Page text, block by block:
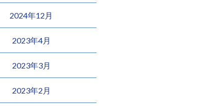
2024年12月
2023年4月
2023年3月
2023年2月